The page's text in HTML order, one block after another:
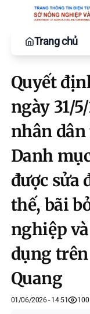
Trang chủ
Quyết
ngày 31/
nhân dân
Danh
được sửa
thế, bãi
nghiệp
dụng
Quang
01/06/2026 - 14:51 100